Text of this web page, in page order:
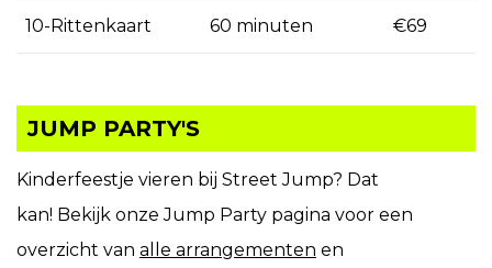
10-Rittenkaart 60 minuten €69
JUMP PARTY'S
Kinderfeestje vieren bij Street Jump? Dat
kan! Bekijk onze Jump Party pagina voor een
overzicht van alle arrangementen en